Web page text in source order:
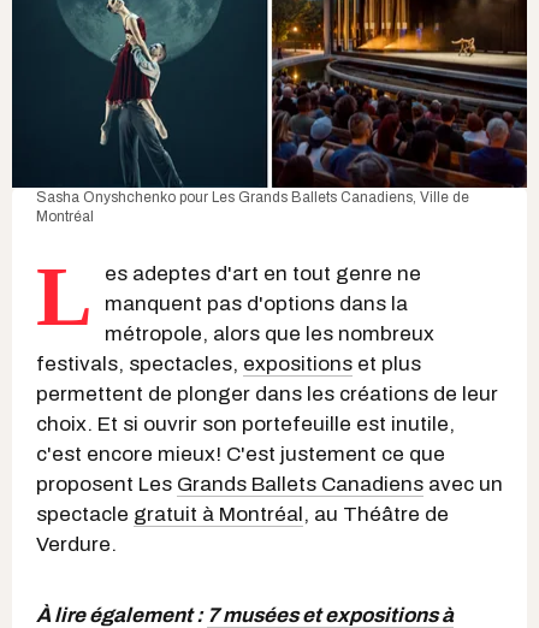
Sasha Onyshchenko pour Les Grands Ballets Canadiens Ville de
Montréal
L
es adeptes d'art en tout genre ne
manquent pas d'options dans la
métropole, alors que les nombreux
festivals, spectacles, expositions et plus
permettent de plonger dans les créations de leur
choix. Et si ouvrir son portefeuille est inutile,
c'est encore mieux! C'est justement ce que
proposent Les Grands Ballets Canadiens avec un
spectacle gratuit à Montréal, au Théâtre de
Verdure.
À lire également : 7 musées et expositions à